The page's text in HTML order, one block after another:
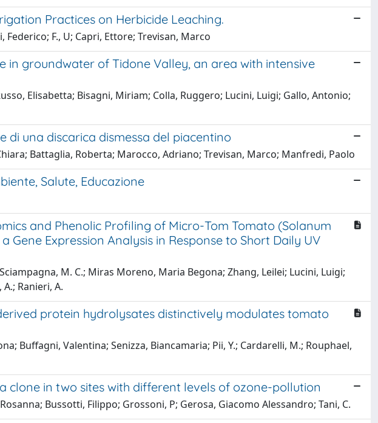
Practices on Herbicide Leaching.
F., U; Capri, Ettore; Trevisan, Marco
in groundwater of Tidone Valley, an area with intensive
Elisabetta; Bisagni, Miriam; Colla, Ruggero; Lucini, Luigi; Gallo, Antonio;
una discarica dismessa del piacentino
Battaglia, Roberta; Marocco, Adriano; Trevisan, Marco; Manfredi, Paolo
Salute, Educazione
and Phenolic Profiling of Micro-Tom Tomato (Solanum
Gene Expression Analysis in Response to Short Daily UV
M. C.; Miras Moreno, Maria Begona; Zhang, Leilei; Lucini, Luigi;
Ranieri, A.
protein hydrolysates distinctively modulates tomato
Buffagni, Valentina; Senizza, Biancamaria; Pii, Y.; Cardarelli, M.; Rouphael,
clone in two sites with different levels of ozone-pollution
Bussotti, Filippo; Grossoni, P; Gerosa, Giacomo Alessandro; Tani, C.